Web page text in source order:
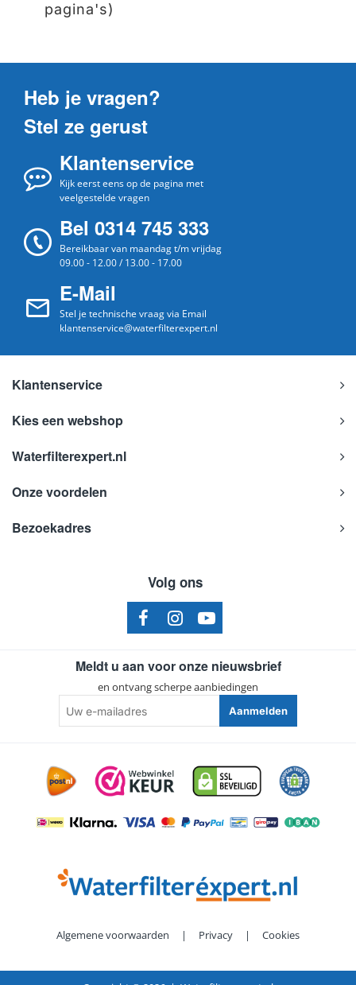
pagina's)
Heb je vragen?
Stel ze gerust
Klantenservice
Kijk eerst eens op de pagina met
veelgestelde vragen
Bel 0314 745 333
Bereikbaar van maandag t/m vrijdag
09.00 - 12.00 / 13.00 - 17.00
E-Mail
Stel je technische vraag via Email
klantenservice@waterfilterexpert.nl
Klantenservice
Kies een webshop
Waterfilterexpert.nl
Onze voordelen
Bezoekadres
Volg ons
Meldt u aan voor onze nieuwsbrief
en ontvang scherpe aanbiedingen
e-
mailadres
Aanmelden
Algemene voorwaarden | Privacy | Cookies